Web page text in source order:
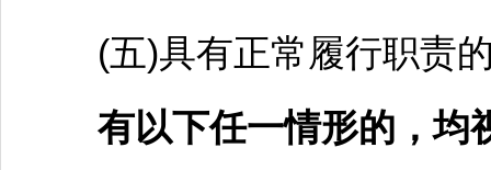
(五)具有正常履行职责的
有以下任一情形的，均